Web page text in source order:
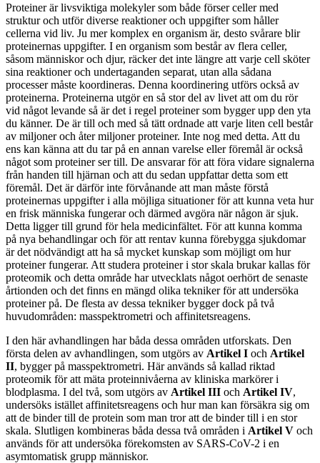
Proteiner är livsviktiga molekyler som både förser celler med
struktur och utför diverse reaktioner och uppgifter som håller
cellerna vid liv. Ju mer komplex en organism är, desto svårare blir
proteinernas uppgifter. I en organism som består av flera celler,
såsom människor och djur, räcker det inte längre att varje cell sköter
sina reaktioner och undertaganden separat, utan alla sådana
processer måste koordineras. Denna koordinering utförs också av
proteinerna. Proteinerna utgör en så stor del av livet att om du rör
vid något levande så är det i regel proteiner som bygger upp den yta
du känner. De är till och med så tätt ordnade att varje liten cell består
av miljoner och åter miljoner proteiner. Inte nog med detta. Att du
ens kan känna att du tar på en annan varelse eller föremål är också
något som proteiner ser till. De ansvarar för att föra vidare signalerna
från handen till hjärnan och att du sedan uppfattar detta som ett
föremål. Det är därför inte förvånande att man måste förstå
proteinernas uppgifter i alla möjliga situationer för att kunna veta hur
en frisk människa fungerar och därmed avgöra när någon är sjuk.
Detta ligger till grund för hela medicinfältet. För att kunna komma
på nya behandlingar och för att rentav kunna förebygga sjukdomar
är det nödvändigt att ha så mycket kunskap som möjligt om hur
proteiner fungerar. Att studera proteiner i stor skala brukar kallas för
proteomik och detta område har utvecklats något oerhört de senaste
årtionden och det finns en mängd olika tekniker för att undersöka
proteiner på. De flesta av dessa tekniker bygger dock på två
huvudområden: masspektrometri och affinitetsreagens.
I den här avhandlingen har båda dessa områden utforskats. Den
första delen av avhandlingen, som utgörs av Artikel I och Artikel
II, bygger på masspektrometri. Här används så kallad riktad
proteomik för att mäta proteinnivåerna av kliniska markörer i
blodplasma. I del två, som utgörs av Artikel III och Artikel IV,
undersöks istället affinitetsreagens och hur man kan försäkra sig om
att de binder till de protein som man tror att de binder till i en stor
skala. Slutligen kombineras båda dessa två områden i Artikel V och
används för att undersöka förekomsten av SARS-CoV-2 i en
asymtomatisk grupp människor.